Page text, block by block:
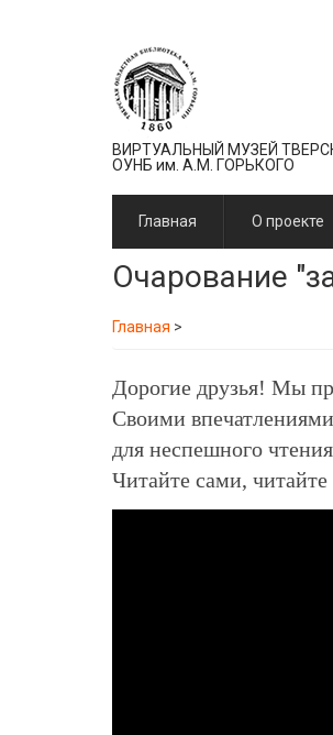
ВИРТУАЛЬНЫЙ МУЗЕЙ
ОУНБ им. А.М. ГОРЬКОГО
Главная О проекте
Очарование
Главная >
Дорогие друзья! Мы
Своими
для неспешного
Читайте сами,